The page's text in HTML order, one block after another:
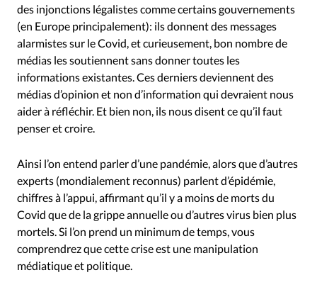
des injonctions légalistes comme certains gouvernements
(en Europe principalement): ils donnent des messages
alarmistes sur le Covid, et curieusement, bon nombre de
médias les soutiennent sans donner toutes les
informations existantes. Ces derniers deviennent des
médias d’opinion et non d’information qui devraient nous
aider à réfléchir. Et bien non, ils nous disent ce qu’il faut
penser et croire.
Ainsi l’on entend parler d’une pandémie, alors que d’autres
experts (mondialement reconnus) parlent d’épidémie,
chiffres à l’appui, affirmant qu’il y a moins de morts du
Covid que de la grippe annuelle ou d’autres virus bien plus
mortels. Si l’on prend un minimum de temps, vous
comprendrez que cette crise est une manipulation
médiatique et politique.